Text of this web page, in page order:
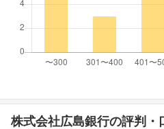
株式会社広島銀行の評判・